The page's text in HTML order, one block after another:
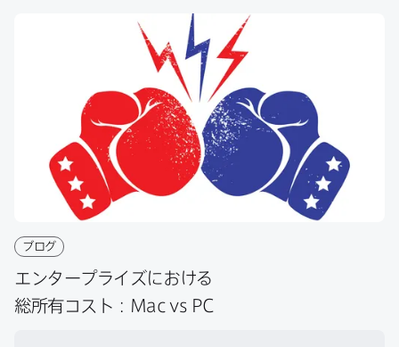
共
共
有
で
​
共
有
ブログ
エンタープライズに​おける​
総所有コスト： Mac vs PC